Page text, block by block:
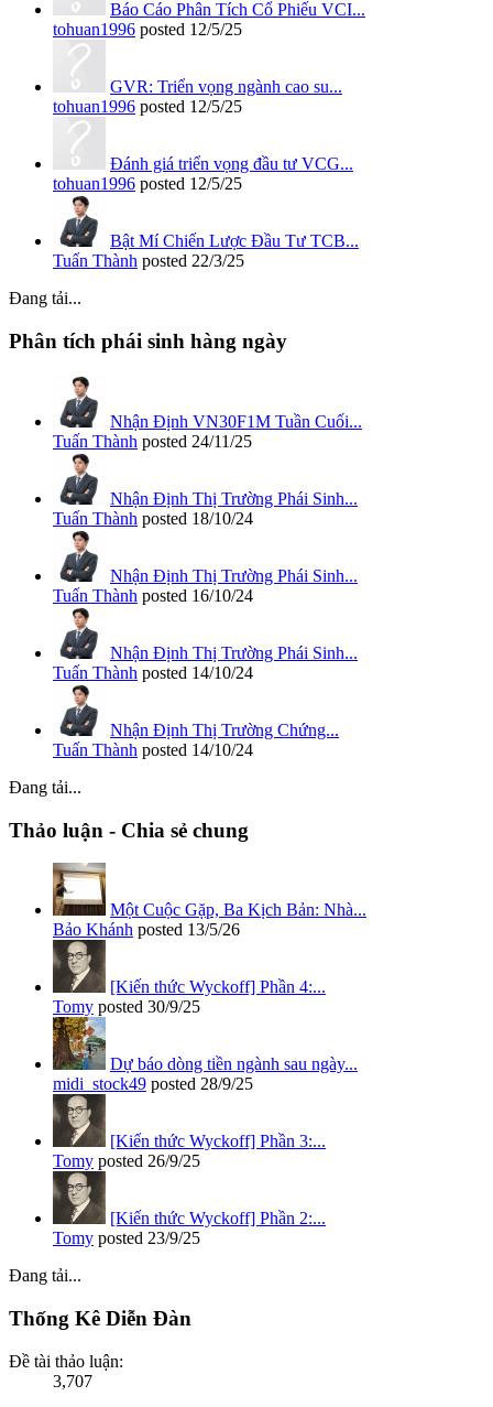
Báo Cáo Phân Tích Cổ Phiếu VCI...
tohuan1996 posted 12/5/25
GVR: Triển vọng ngành cao su...
tohuan1996 posted 12/5/25
Đánh giá triển vọng đầu tư VCG...
tohuan1996 posted 12/5/25
Bật Mí Chiến Lược Đầu Tư TCB...
Tuấn Thành posted 22/3/25
Đang tải...
Phân tích phái sinh hàng ngày
Nhận Định VN30F1M Tuần Cuối...
Tuấn Thành posted 24/11/25
Nhận Định Thị Trường Phái Sinh...
Tuấn Thành posted 18/10/24
Nhận Định Thị Trường Phái Sinh...
Tuấn Thành posted 16/10/24
Nhận Định Thị Trường Phái Sinh...
Tuấn Thành posted 14/10/24
Nhận Định Thị Trường Chứng...
Tuấn Thành posted 14/10/24
Đang tải...
Thảo luận - Chia sẻ chung
Một Cuộc Gặp, Ba Kịch Bản: Nhà...
Bảo Khánh posted 13/5/26
[Kiến thức Wyckoff] Phần 4:...
Tomy posted 30/9/25
Dự báo dòng tiền ngành sau ngày...
midi_stock49 posted 28/9/25
[Kiến thức Wyckoff] Phần 3:...
Tomy posted 26/9/25
[Kiến thức Wyckoff] Phần 2:...
Tomy posted 23/9/25
Đang tải...
Thống Kê Diễn Đàn
Đề tài thảo luận:
3,707